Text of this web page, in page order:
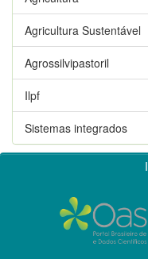
Agricultura Sustentável
Agrossilvipastoril
Ilpf
Sistemas integrados